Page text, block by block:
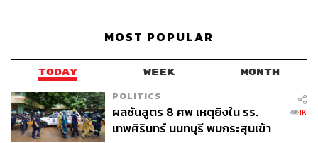
MOST POPULAR
TODAY WEEK MONTH
POLITICS
ผลชันสูตร 8 ศพ เหตุยิงใน รร.
เทพศิรินทร์ นนทบุรี พบกระสุนเข้า
1K